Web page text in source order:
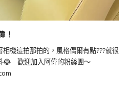
！
機這拍那拍的，風格偶爾有點???就很
😂 歡迎加入阿偉的粉絲團～